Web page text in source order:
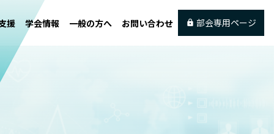
援 学会情報 一般の方へ お問い合わせ 部会専用ページ